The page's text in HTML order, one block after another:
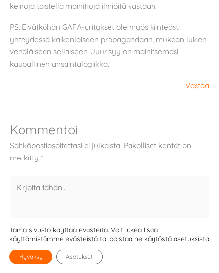
keinoja taistella mainittuja ilmiöitä vastaan.
PS. Eivätköhän GAFA-yritykset ole myös kiinteästi
yhteydessä kaikenlaiseen propagandaan, mukaan lukien
venäläiseen sellaiseen. Juurisyy on mainitsemasi
kaupallinen ansaintalogiikka.
Vastaa
Kommentoi
Sähköpostiosoitettasi ei julkaista. Pakolliset kentät on
merkitty *
tähän..
Tämä sivusto käyttää evästeitä. Voit lukea lisää
käyttämistämme evästeistä tai poistaa ne käytöstä asetuksista.
Hyväksy Asetukset